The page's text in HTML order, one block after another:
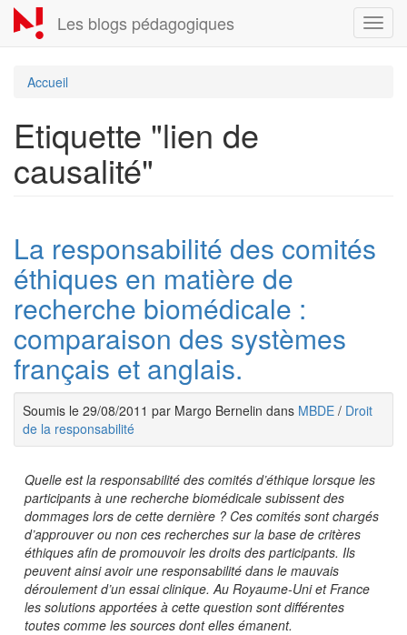
Aller
au
contenu
Les blogs pédagogiques
Accueil
Etiquette "lien de
causalité"
La responsabilité des comités
éthiques en matière de
recherche biomédicale :
comparaison des systèmes
français et anglais.
Soumis le 29/08/2011 par Margo Bernelin dans MBDE / Droit
de la responsabilité
Quelle est la responsabilité des comités d’éthique lorsque les
participants à une recherche biomédicale subissent des
dommages lors de cette dernière ? Ces comités sont chargés
d’approuver ou non ces recherches sur la base de critères
éthiques afin de promouvoir les droits des participants. Ils
peuvent ainsi avoir une responsabilité dans le mauvais
déroulement d’un essai clinique. Au Royaume-Uni et France
les solutions apportées à cette question sont différentes
toutes comme les sources dont elles émanent.